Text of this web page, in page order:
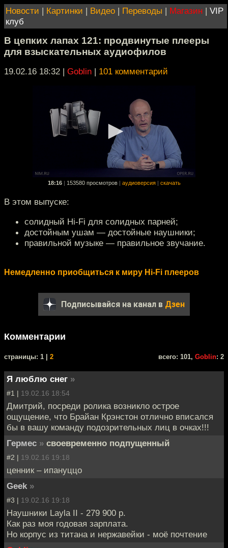
Новости | Картинки | Видео | Переводы | Магазин | VIP
клуб
В цепких лапах 121: продвинутые плееры
для взыскательных аудиофилов
19.02.16 18:32 | Goblin | 101 комментарий
18:16 153580 просмотров аудиоверсия скачать
В этом выпуске:
солидный Hi-Fi для солидных парней;
достойным ушам — достойные наушники;
правильной музыке — правильное звучание.
Немедленно приобщиться к миру Hi-Fi плееров
Подписывайся на канал в Дзен
Комментарии
cтраницы: 1 | 2 всего: 101, Goblin: 2
Я люблю снег »
#1 | 19.02.16 18:54
Дмитрий, посреди ролика возникло острое
ощущение, что Брайан Крэнстон отлично вписался
бы в вашу команду подозрительных лиц в очках!!!
Гермес » своевременно подпущенный
#2 | 19.02.16 19:18
ценник – ипануццо
Geek »
#3 | 19.02.16 19:18
Наушники Layla II - 279 900 р.
Как раз моя годовая зарплата.
Но корпус из титана и нержавейки - моё почтение